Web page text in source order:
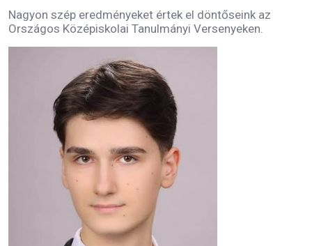
Nagyon szép eredményeket értek el döntőseink az
Országos Középiskolai Tanulmányi Versenyeken.